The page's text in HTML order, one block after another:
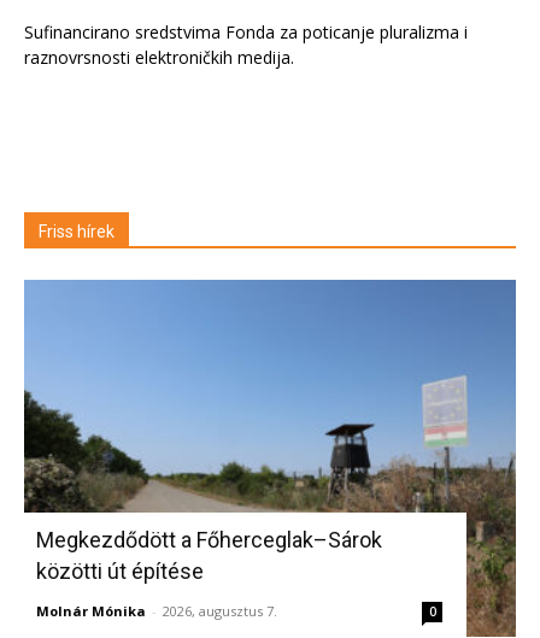
Sufinancirano sredstvima Fonda za poticanje pluralizma i
raznovrsnosti elektroničkih medija.
Friss hírek
Megkezdődött a Főherceglak–Sárok
közötti út építése
Molnár Mónika - 2026, augusztus 7. 0